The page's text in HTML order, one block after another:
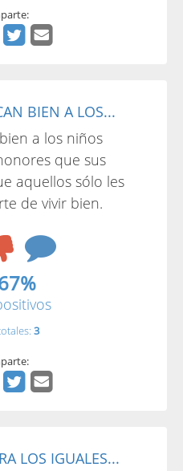
BIEN A LOS...
a los niños
que sus
aquellos sólo les
de vivir bien.
3
LOS IGUALES...